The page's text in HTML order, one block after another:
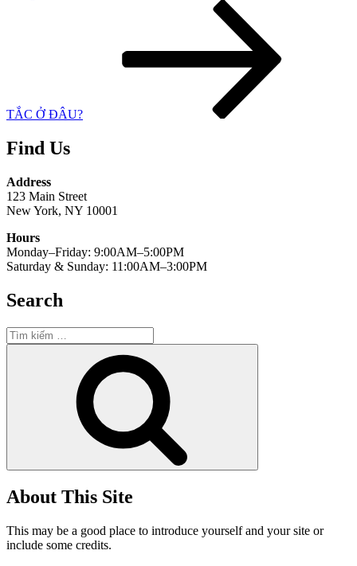
TẮC Ở ĐÂU?
Find Us
Address
123 Main Street
New York, NY 10001
Hours
Monday–Friday: 9:00AM–5:00PM
Saturday & Sunday: 11:00AM–3:00PM
Search
Tìm
kiếm:
About This Site
This may be a good place to introduce yourself and your site or
include some credits.